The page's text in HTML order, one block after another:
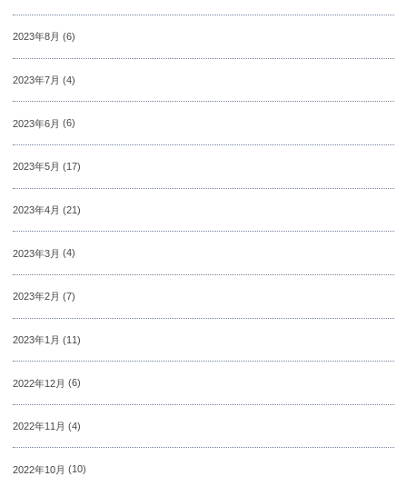
2023年8月 (6)
2023年7月 (4)
2023年6月 (6)
2023年5月 (17)
2023年4月 (21)
2023年3月 (4)
2023年2月 (7)
2023年1月 (11)
2022年12月 (6)
2022年11月 (4)
2022年10月 (10)